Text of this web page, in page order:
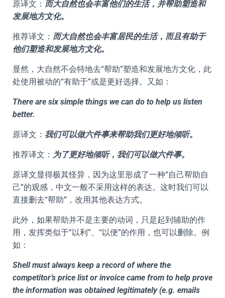
原译文： 而大自然也会丰富他们的生活，并帮助塑造和
发展地方文化。
推荐译文： 而大自然也会丰富居民的生活，而且有助于
他们塑造和发展地方文化。
显然，大自然不会特地去“帮助”塑造和发展地方文化，此
处使用被动的“有助于”或是更好选择。又如：
There are six simple things we can do to help us listen
better.
原译文： 我们可以做六件事来帮助我们更好地倾听。
推荐译文： 为了更好地倾听，我们可以做六件事。
原译文显得极其怪异，因为这里形成了一种“自己帮助自
己”的观感，中文一般不采用这样的表达。这时我们可以
直接删去“帮助”，改用其他表达方式。
此外，如果帮助并不是主要的动词，只是起到辅助的作
用，发挥类似于“以利”、“以便”的作用，也可以删除。例
如：
Shell must always keep a record of where the
competitor’s price list or invoice came from to help prove
the information was obtained legitimately (e.g. emails